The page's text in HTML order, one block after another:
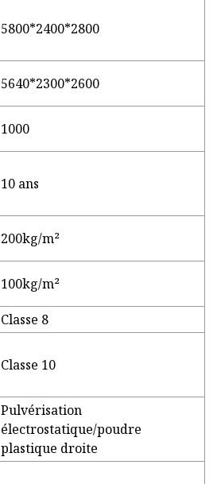
5800*2400*2800
5640*2300*2600
1000
10 ans
200kg/m²
100kg/m²
Classe 8
Classe 10
Pulvérisation
électrostatique/poudre
plastique droite